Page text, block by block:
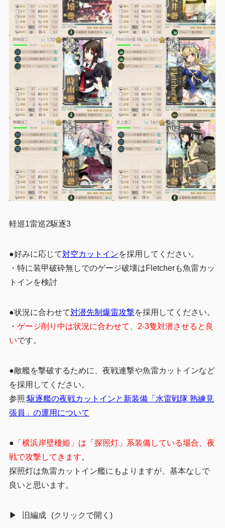
軽巡1雷巡2駆逐3
●好みに応じて対空カットインを採用してください。
・特に装甲破砕無しでのゲージ破壊はFletcherも魚雷カッ
トインを検討
●状況に合わせて対潜先制爆雷攻撃を採用してください。
・ ゲージ削り中は状況に合わせて、2-3隻対潜させると良
いです。
●敵艦を撃破するために、夜戦連撃や魚雷カットインなど
を採用してください。
参照:駆逐艦の夜戦カットインと新装備「水雷戦隊 熟練見
張員」の運用について
● 「横浜岸壁棲姫」は「探照灯」系装備している場合、夜
戦で攻撃してきます。
探照灯は魚雷カットイン艦にもよりますが、基本なしで
良いと思います。
旧編成